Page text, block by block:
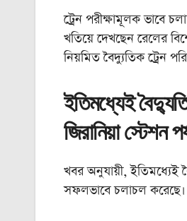
ট্রেন পরীক্ষামূলক ভাবে
খতিয়ে দেখছেন রেলের
নিয়মিত বৈদ্যুতিক ট্রেন
ইতিমধ্যেই
জিরানিয়া স্টেশন
খবর অনুযায়ী, ইতিমধ্যেই
সফলভাবে চলাচল করেছে।